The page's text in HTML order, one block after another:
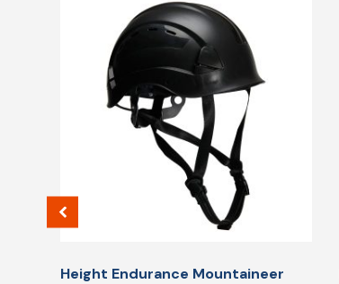
Height Endurance Mountaineer
alese
în